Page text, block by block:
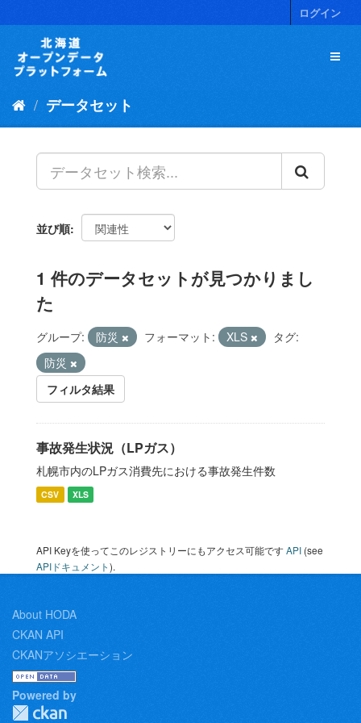
キ
ログイン
データセット
並び順
1 件のデータセットが見つかりまし
た
グループ: 防災 フォーマット: XLS
タグ:
防災
フィルタ結果
事故発生状況（LPガス）
札幌市内のLPガス消費先における事故発生件数
CSV XLS
API Keyを使ってこのレジストリーにもアクセス可能ですAPI (see
APIドキュメント).
About HODA
CKAN API
CKANアソシエーション
Powered by